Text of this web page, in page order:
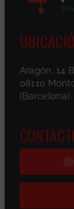
Aragón, 14
08110
(Barcelona)